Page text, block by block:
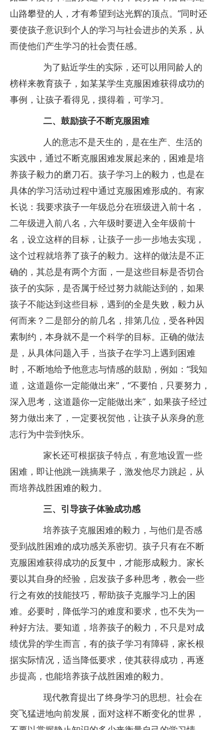
山路攀登的人，才有希望到达光辉的顶点。”同时还
要使孩子意识到个人的学习与社会进步的关系，从
而使他们产生学习的社会责任感。
为了贴近学生的实际，还可以用同龄人的
榜样来教育孩子，如某某学生克服困难获得成功的
事例，让孩子看得见，摸得着，可学习。
二、鼓励孩子不断克服困难
人的意志不是天生的，是在生产、生活的
实践中，通过不断克服困难发展起来的，困难是培
养孩子毅力的磨刀石。孩子学习上的毅力，也是在
具体的学习活动过程中通过克服困难形成的。有家
长说：我要求孩子一年级总分在班级进入前十名，
二年级进入前八名，六年级时要进入全年级前十
名，设立这样的目标，让孩子一步一步地去实现，
这个过程就培养了孩子的毅力。这样的做法是不正
确的，其总是有两个方面，一是这些目标是否切合
孩子的实际，是否属于经过努力就能达到的，如果
孩子不能达到这些目标，遇到的全是失败，毅力从
何而来？二是部分的前几名，排第几位，受各种因
素制约，本身就不是一个科学的目标。正确的做法
是，从具体问题入手，当孩子在学习上遇到困难
时，不断地给予他意志与情感的鼓励，例如：“我知
道，这道题你一定能做出来”，“不要怕，只要努力，
深入思考，这道题你一定能做出来”，如果孩子经过
努力做出来了，一定要祝贺他，让孩子从亲身的意
志行为中尝到快乐。
家长还可根据孩子特点，有意地设置一些
困难，即让他跳一跳摘果子，激发他尽力跳起，从
而培养战胜困难的毅力。
三、引导孩子体验成功感
培养孩子克服困难的毅力，与他们是否感
受到战胜困难的成功感关系密切。孩子只有在不断
克服困难获得成功的反复中，才能形成毅力。家长
要以其自身的经验，启发孩子多种思考，教会一些
行之有效的技能技巧，帮助孩子克服学习上的困
难。必要时，降低学习的难度和要求，也不失为一
种好方法。要知道，培养孩子的毅力，不只是对成
绩优异的学生而言，有的孩子学习有障碍，家长根
据实际情况，适当降低要求，使其获得成功，再逐
步提高，也能培养孩子战胜困难的毅力。
现代教育提出了终身学习的思想。社会在
突飞猛进地向前发展，面对这样不断变化的世界，